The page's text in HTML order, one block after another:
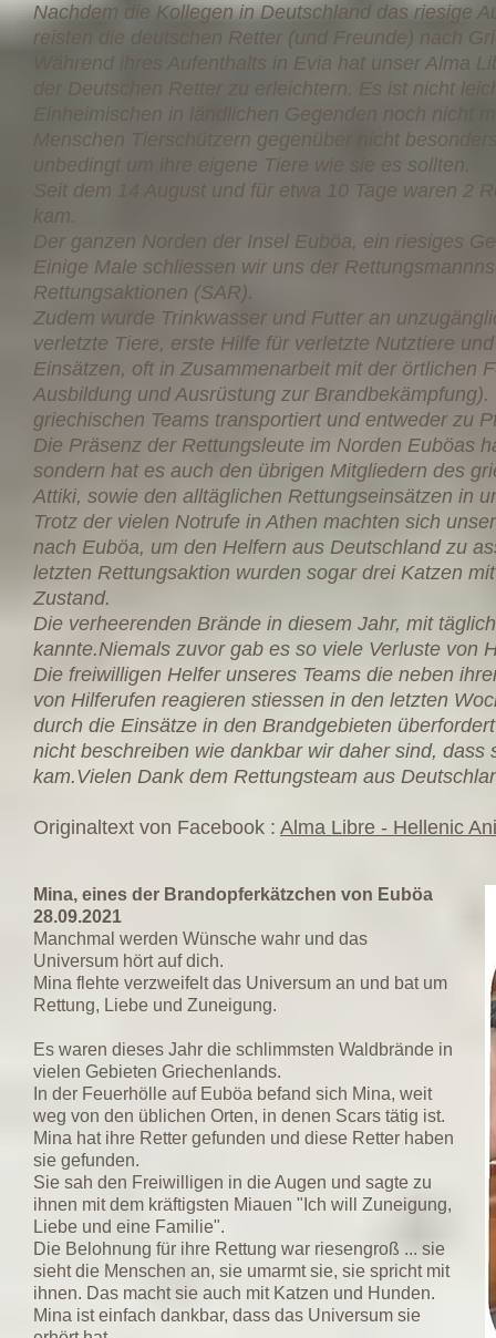
Nachdem die Kollegen in Deutschland das riesige
reisten die deutschen Retter (und Freunde) nach
Während ihres Aufenthalts in Evia hat unser Alma
der Deutschen Retter zu erleichtern. Es ist nicht
Einheimischen in ländlichen Gegenden noch nicht
Menschen Tierschützern gegenüber nicht
unbedingt um ihre eigene Tiere wie sie es sollten.
Seit dem 14 August und für etwa 10 Tage waren 2
kam.
Der ganzen Norden der Insel Euböa, ein riesiges
Einige Male schliessen wir uns der
Rettungsaktionen (SAR).
Zudem wurde Trinkwasser und Futter an
verletzte Tiere, erste Hilfe für verletzte Nutztiere
Einsätzen, oft in Zusammenarbeit mit der örtlichen
Ausbildung und Ausrüstung zur
griechischen Teams transportiert und entweder zu
Die Präsenz der Rettungsleute im Norden Euböas
sondern hat es auch den übrigen Mitgliedern des
Attiki, sowie den alltäglichen Rettungseinsätzen in
Trotz der vielen Notrufe in Athen machten sich
nach Euböa, um den Helfern aus Deutschland zu
letzten Rettungsaktion wurden sogar drei Katzen
Zustand.
Die verheerenden Brände in diesem Jahr, mit
kannte.Niemals zuvor gab es so viele Verluste von
Die freiwilligen Helfer unseres Teams die neben
von Hilferufen reagieren stiessen in den letzten
durch die Einsätze in den Brandgebieten
nicht beschreiben wie dankbar wir daher sind,
kam.Vielen Dank dem Rettungsteam aus
Originaltext von Facebook : Alma Libre - Hellenic
Mina, eines der Brandopferkätzchen von Euböa
28.09.2021
Manchmal werden Wünsche wahr und das
Universum hört auf dich.
Mina flehte verzweifelt das Universum an und bat um
Rettung, Liebe und Zuneigung.
Es waren dieses Jahr die schlimmsten Waldbrände in
vielen Gebieten Griechenlands.
In der Feuerhölle auf Euböa befand sich Mina, weit
weg von den üblichen Orten, in denen Scars tätig ist.
Mina hat ihre Retter gefunden und diese Retter haben
sie gefunden.
Sie sah den Freiwilligen in die Augen und sagte zu
ihnen mit dem kräftigsten Miauen "Ich will Zuneigung,
Liebe und eine Familie".
Die Belohnung für ihre Rettung war riesengroß ... sie
sieht die Menschen an, sie umarmt sie, sie spricht mit
ihnen. Das macht sie auch mit Katzen und Hunden.
Mina ist einfach dankbar, dass das Universum sie